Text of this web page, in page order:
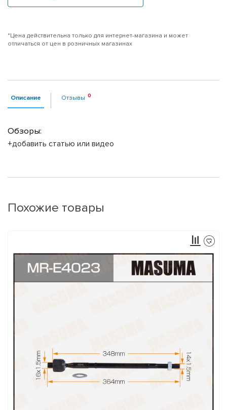
*Цена действительна только для интернет-магазина и может
отличаться от цен в розничных магазинах
Описание Отзывы
Обзоры:
+добавить статью или видео
Похожие товары